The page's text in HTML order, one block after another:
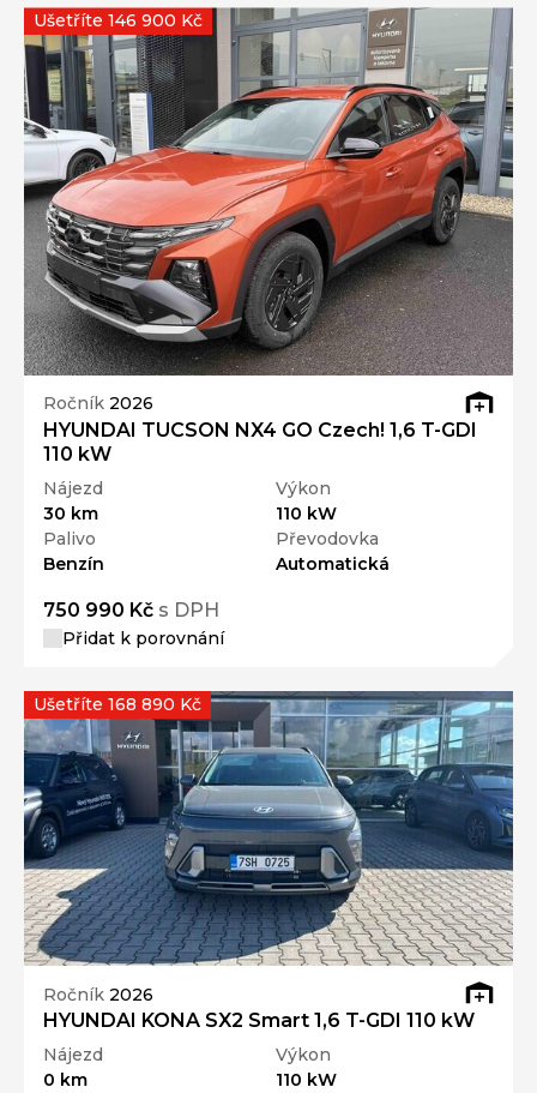
Ročník 2026
HYUNDAI TUCSON NX4 GO Czech! 1,6 T-GDI
110 kW
Nájezd
30 km
Výkon
110 kW
Palivo
Benzín
Převodovka
Automatická
750 990 Kč s DPH
Přidat k porovnání
Ušetříte 146 900 Kč
Ročník 2026
HYUNDAI KONA SX2 Smart 1,6 T-GDI 110 kW
Nájezd
0 km
Výkon
110 kW
Ušetříte 168 890 Kč